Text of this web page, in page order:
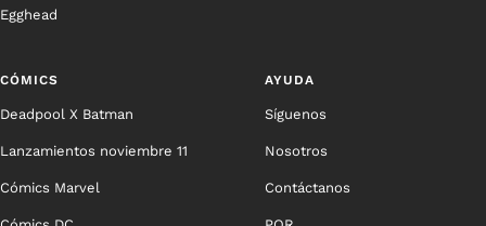
Egghead
CÓMICS
Deadpool X Batman
Lanzamientos noviembre 11
Cómics Marvel
AYUDA
Síguenos
Nosotros
Contáctanos